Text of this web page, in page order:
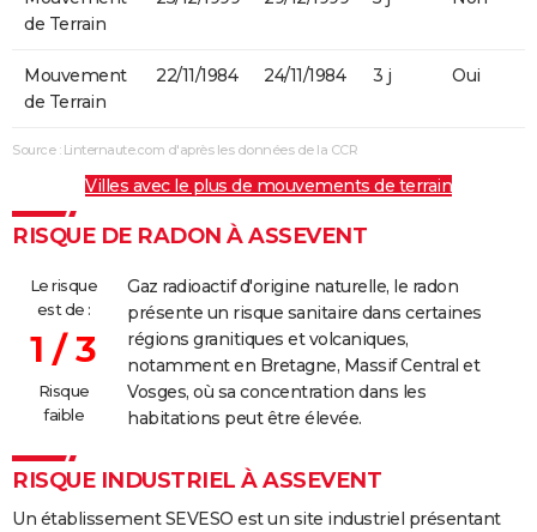
de Terrain
Mouvement
de Terrain
22/11/1984 24/11/1984 3 j Oui
Source : Linternaute.com d'après les données de la CCR
Villes avec le plus de mouvements de terrain
RISQUE DE RADON À ASSEVENT
Le risque
est de :
1 / 3
Risque
faible
Gaz radioactif d'origine naturelle, le radon
présente un risque sanitaire dans certaines
régions granitiques et volcaniques,
notamment en Bretagne, Massif Central et
Vosges, où sa concentration dans les
habitations peut être élevée.
RISQUE INDUSTRIEL À ASSEVENT
Un établissement SEVESO est un site industriel présentant